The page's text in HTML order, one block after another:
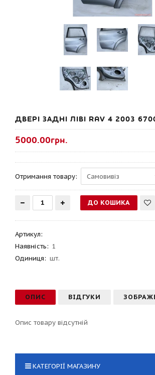
ДВЕРІ ЗАДНІ ЛІВІ RAV 4 2003
5000.00грн.
Отримання товару:
Артикул:
Наявність: 1
Одиниця: шт.
ОПИС ВІДГУКИ
Опис товару відсутній
КАТЕГОРІЇ МАГАЗИНУ